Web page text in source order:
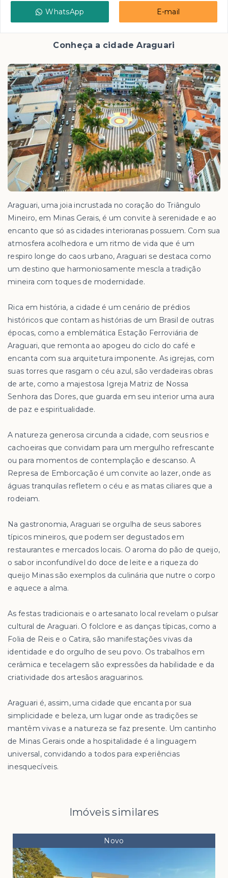
WhatsApp E-mail
Conheça a cidade Araguari
Araguari, uma joia incrustada no coração do Triângulo
Mineiro, em Minas Gerais, é um convite à serenidade e ao
encanto que só as cidades interioranas possuem. Com sua
atmosfera acolhedora e um ritmo de vida que é um
respiro longe do caos urbano, Araguari se destaca como
um destino que harmoniosamente mescla a tradição
mineira com toques de modernidade.
Rica em história, a cidade é um cenário de prédios
históricos que contam as histórias de um Brasil de outras
épocas, como a emblemática Estação Ferroviária de
Araguari, que remonta ao apogeu do ciclo do café e
encanta com sua arquitetura imponente. As igrejas, com
suas torres que rasgam o céu azul, são verdadeiras obras
de arte, como a majestosa Igreja Matriz de Nossa
Senhora das Dores, que guarda em seu interior uma aura
de paz e espiritualidade.
A natureza generosa circunda a cidade, com seus rios e
cachoeiras que convidam para um mergulho refrescante
ou para momentos de contemplação e descanso. A
Represa de Emborcação é um convite ao lazer, onde as
águas tranquilas refletem o céu e as matas ciliares que a
rodeiam.
Na gastronomia, Araguari se orgulha de seus sabores
típicos mineiros, que podem ser degustados em
restaurantes e mercados locais. O aroma do pão de queijo,
o sabor inconfundível do doce de leite e a riqueza do
queijo Minas são exemplos da culinária que nutre o corpo
e aquece a alma.
As festas tradicionais e o artesanato local revelam o pulsar
cultural de Araguari. O folclore e as danças típicas, como a
Folia de Reis e o Catira, são manifestações vivas da
identidade e do orgulho de seu povo. Os trabalhos em
cerâmica e tecelagem são expressões da habilidade e da
criatividade dos artesãos araguarinos.
Araguari é, assim, uma cidade que encanta por sua
simplicidade e beleza, um lugar onde as tradições se
mantêm vivas e a natureza se faz presente. Um cantinho
de Minas Gerais onde a hospitalidade é a linguagem
universal, convidando a todos para experiências
inesquecíveis.
Imóveis similares
Novo